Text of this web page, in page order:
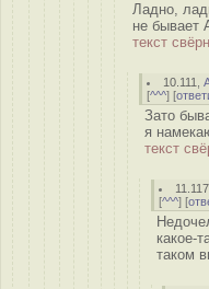
Ладно,
не бывает
текст
10.111 ,
[^^^] [
Зато
я
текст
11.117
[^^^] [
какое-
таком